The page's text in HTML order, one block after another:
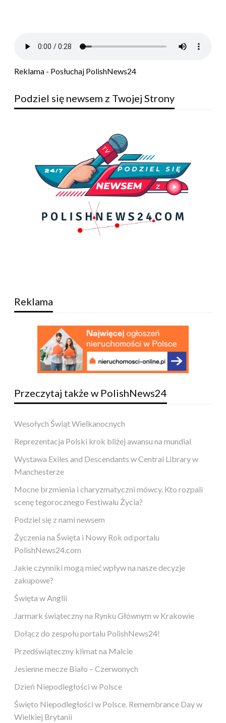
Reklama - Posłuchaj PolishNews24
Podziel się newsem z Twojej Strony
Reklama
Przeczytaj także w PolishNews24
Wesołych Świąt Wielkanocnych
Reprezentacja Polski krok bliżej awansu na mundial
Wystawa Exiles and Descendants w Central Library w
Manchesterze
Mocne brzmienia i charyzmatyczni mówcy. Kto rozpali
scenę tegorocznego Festiwalu Życia?
Podziel się z nami newsem
Życzenia na Święta i Nowy Rok od portalu
PolishNews24.com
Jakie czynniki mogą mieć wpływ na nasze decyzje
zakupowe?
Święta w Anglii
Jarmark świąteczny na Rynku Głównym w Krakowie
Dołącz do zespołu portalu PolishNews24!
Przedświąteczny klimat na Malcie
Jesienne mecze Biało – Czerwonych
Dzień Niepodległości w Polsce
Święto Niepodległości w Polsce. Remembrance Day w
Wielkiej Brytanii